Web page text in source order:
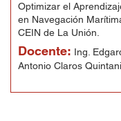
Optimizar el
en Navegación
CEIN de La Unión.
Docente: Ing.
Antonio Claros